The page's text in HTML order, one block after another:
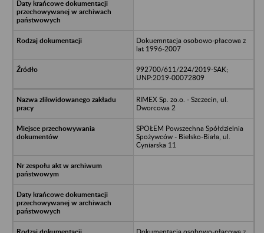
Dokuemntacja osobowo-płacowa z
lat 1996-2007
992700/611/224/2019-SAK;
UNP:2019-00072809
RIMEX Sp. zo.o. - Szczecin, ul.
Dworcowa 2
SPOŁEM Powszechna Spółdzielnia
Spożywców - Bielsko-Biała, ul.
Cyniarska 11